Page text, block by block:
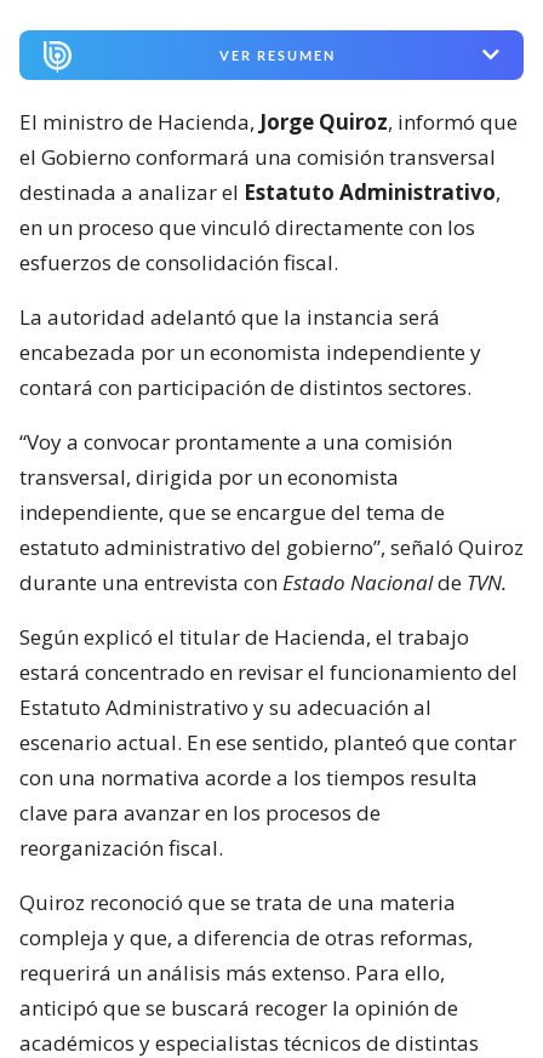
VER RESUMEN
El ministro de Hacienda, Jorge Quiroz, informó que
el Gobierno conformará una comisión transversal
destinada a analizar el Estatuto Administrativo,
en un proceso que vinculó directamente con los
esfuerzos de consolidación fiscal.
La autoridad adelantó que la instancia será
encabezada por un economista independiente y
contará con participación de distintos sectores.
“Voy a convocar prontamente a una comisión
transversal, dirigida por un economista
independiente, que se encargue del tema de
estatuto administrativo del gobierno”, señaló Quiroz
durante una entrevista conEstado Nacionalde TVN.
Según explicó el titular de Hacienda, el trabajo
estará concentrado en revisar el funcionamiento del
Estatuto Administrativo y su adecuación al
escenario actual. En ese sentido, planteó que contar
con una normativa acorde a los tiempos resulta
clave para avanzar en los procesos de
reorganización fiscal.
Quiroz reconoció que se trata de una materia
compleja y que, a diferencia de otras reformas,
requerirá un análisis más extenso. Para ello,
anticipó que se buscará recoger la opinión de
académicos y especialistas técnicos de distintas